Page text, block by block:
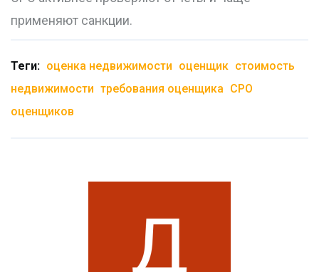
применяют санкции.
Теги: оценка недвижимости оценщик стоимость
недвижимости требования оценщика СРО
оценщиков